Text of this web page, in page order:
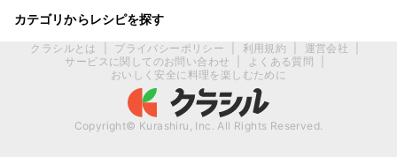
カテゴリからレシピを探す
クラシルとは プライバシーポリシー 利用規約 運営会社
サービスに関してのお問い合わせ
よくある質問
おいしく安全に料理を楽しむために
Copyright© Kurashiru, Inc. All Rights Reserved.